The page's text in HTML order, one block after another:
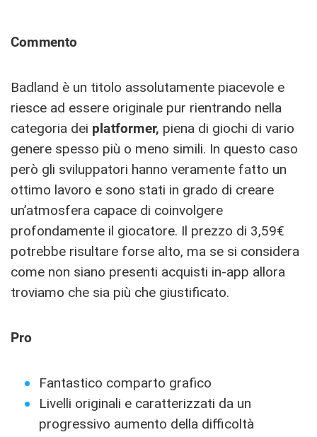
Commento
Badland è un titolo assolutamente piacevole e
riesce ad essere originale pur rientrando nella
categoria dei platformer, piena di giochi di vario
genere spesso più o meno simili. In questo caso
però gli sviluppatori hanno veramente fatto un
ottimo lavoro e sono stati in grado di creare
un’atmosfera capace di coinvolgere
profondamente il giocatore. Il prezzo di 3,59€
potrebbe risultare forse alto, ma se si considera
come non siano presenti acquisti in-app allora
troviamo che sia più che giustificato.
Pro
Fantastico comparto grafico
Livelli originali e caratterizzati da un
progressivo aumento della difficoltà